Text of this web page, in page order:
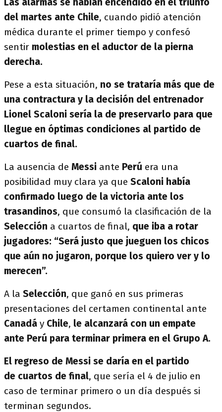
del martes ante Chile, cuando pidió atención
médica durante el primer tiempo y confesó
sentir molestias en el aductor de la pierna
derecha.
Pese a esta situación, no se trataría más que de
una contractura y la decisión del entrenador
Lionel Scaloni sería la de preservarlo para que
llegue en óptimas condiciones al partido de
cuartos de final.
La ausencia de Messi ante Perú era una
posibilidad muy clara ya que Scaloni había
confirmado luego de la victoria ante los
trasandinos, que consumó la clasificación de la
Selección a cuartos de final, que iba a rotar
jugadores: “Será justo que jueguen los chicos
que aún no jugaron, porque los quiero ver y lo
merecen”.
A la Selección, que ganó en sus primeras
presentaciones del certamen continental ante
Canadá y Chile, le alcanzará con un empate
ante Perú para terminar primera en el Grupo A.
El regreso de Messi se daría en el partido
de cuartos de final, que sería el 4 de julio en
caso de terminar primero o un día después si
terminan segundos.